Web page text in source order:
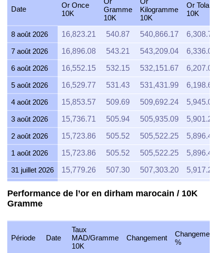
Date
Or Once
10K
Gramme
10K
Kilogramme
10K
Or Tola
10K
8 août 2026 16,823.21 540.87 540,866.17 6,308.70
7 août 2026 16,896.08 543.21 543,209.04 6,336.03
6 août 2026 16,552.15 532.15 532,151.67 6,207.06
5 août 2026 16,529.77 531.43 531,431.99 6,198.66
4 août 2026 15,853.57 509.69 509,692.24 5,945.09
3 août 2026 15,736.71 505.94 505,935.09 5,901.26
2 août 2026 15,723.86 505.52 505,522.25 5,896.45
1 août 2026 15,723.86 505.52 505,522.25 5,896.45
31 juillet 2026 15,779.26 507.30 507,303.20 5,917.22
29 juillet 2026
28 juillet 2026 15,772.45 507.08 507,084.16 5,914.67
27 juillet 2026 15,935.36 512.32 512,321.73 5,975.76
Performance de l’or en dirham marocain / 10K
Gramme
Période Date
Taux
MAD/Gramme
10K
Changement
Changement
%